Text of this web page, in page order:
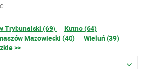
Trybunalski (69)
Kutno (64)
Mazowiecki (40)
Wieluń (39)
>>